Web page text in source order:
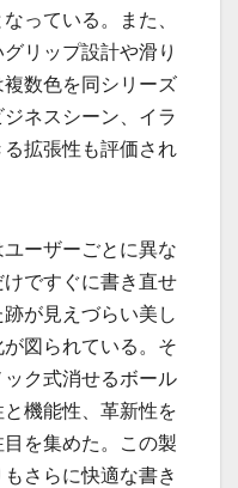
っている。また、
リップ設計や滑り
数色を同シリーズ
ネスシーン、イラ
拡張性も評価され
ーザーごとに異な
ですぐに書き直せ
が見えづらい美し
図られている。そ
ク式消せるボール
機能性、革新性を
を集めた。この製
さらに快適な書き